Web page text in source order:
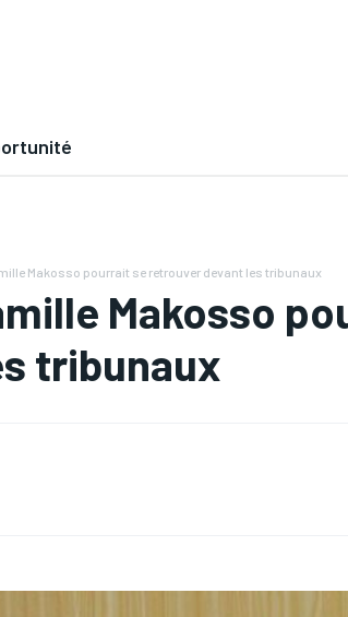
Makosso pourrait se retrouver devant les tribunaux
Makosso
tribunaux